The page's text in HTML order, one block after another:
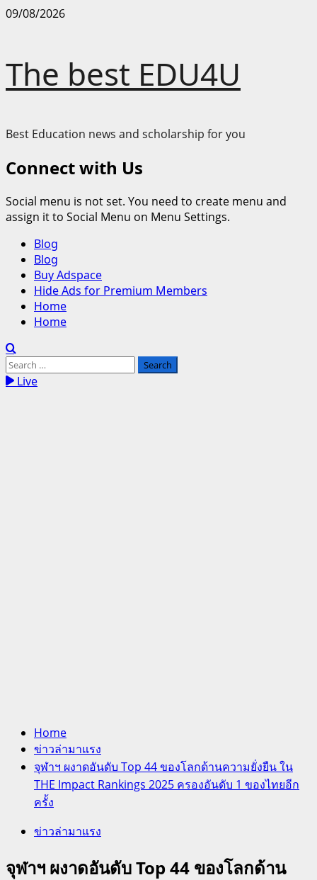
Skip
09/08/2026
The best EDU4U
Best Education news and scholarship for you
Connect with Us
Social menu is not set. You need to create menu and
assign it to Social Menu on Menu Settings.
Primary
Menu
Blog
Blog
Buy Adspace
Hide Ads for Premium Members
Home
Home
Search
for:Live
Home
ข่าวล่ามาแรง
จุฬาฯ ผงาดอันดับ Top 44 ของโลกด้านความยั่งยืน ใน
THE Impact Rankings 2025 ครองอันดับ 1 ของไทยอีก
ครั้ง
ข่าวล่ามาแรง
จุฬาฯ ผงาดอันดับ Top 44 ของโลกด้าน